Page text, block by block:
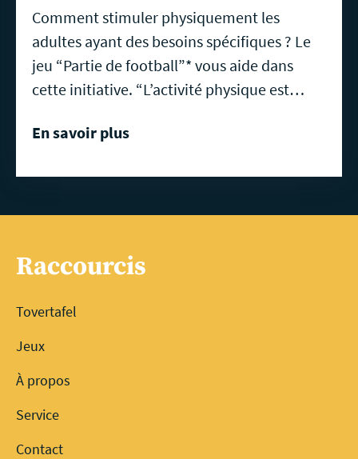
Comment stimuler physiquement les
adultes ayant des besoins spécifiques ? Le
jeu “Partie de football”* vous aide dans
cette initiative. “L’activité physique est…
En savoir plus
Raccourcis
Tovertafel
Jeux
À propos
Service
Contact